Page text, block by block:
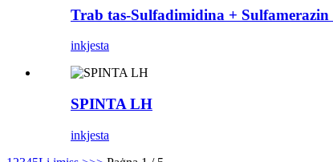
Trab tas-Sulfadimidina +
inkjesta
SPINTA LH
inkjesta